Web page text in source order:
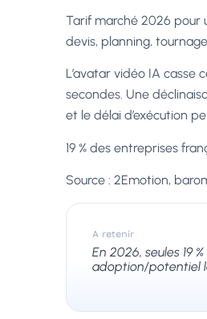
Tarif marché 2026 pour
devis, planning,
L’avatar vidéo IA
secondes. Une
et le délai d’exécution
19 % des entreprises
Source : 2Emotion,
A retenir
En 2026, seules 19
adoption/potentiel